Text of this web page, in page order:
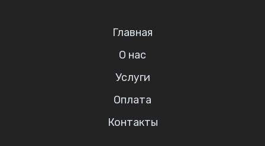
Главная
О нас
Услуги
Оплата
Контакты